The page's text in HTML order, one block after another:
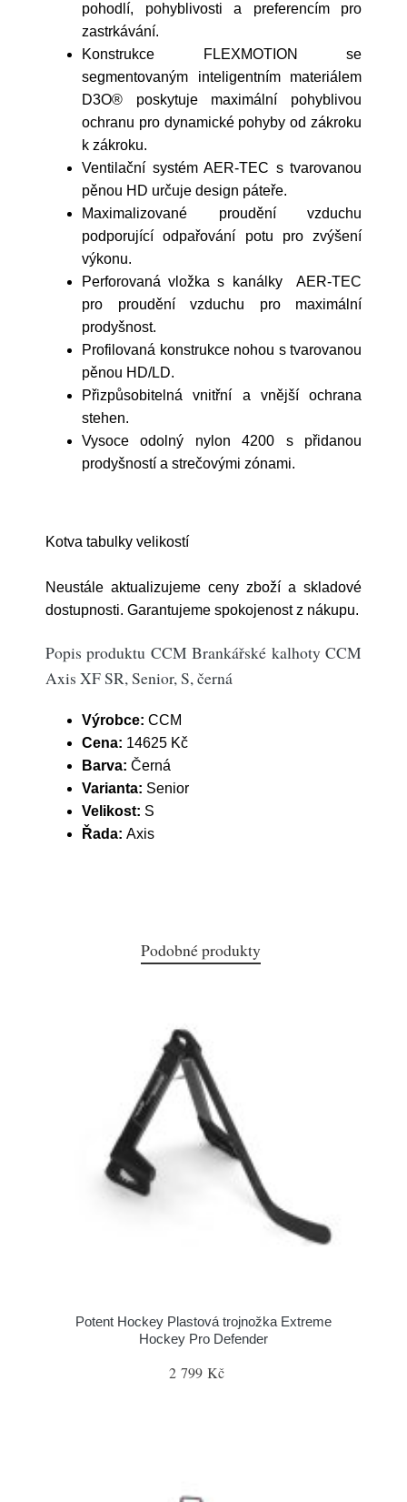
pohodlí, pohyblivosti a preferencím pro
zastrkávání.
Konstrukce FLEXMOTION se
segmentovaným inteligentním materiálem
D3O® poskytuje maximální pohyblivou
ochranu pro dynamické pohyby od zákroku
k zákroku.
Ventilační systém AER-TEC s tvarovanou
pěnou HD určuje design páteře.
Maximalizované proudění vzduchu
podporující odpařování potu pro zvýšení
výkonu.
Perforovaná vložka s kanálky AER-TEC
pro proudění vzduchu pro maximální
prodyšnost.
Profilovaná konstrukce nohou s tvarovanou
pěnou HD/LD.
Přizpůsobitelná vnitřní a vnější ochrana
stehen.
Vysoce odolný nylon 4200 s přidanou
prodyšností a strečovými zónami.
Kotva tabulky velikostí
Neustále aktualizujeme ceny zboží a skladové
dostupnosti. Garantujeme spokojenost z nákupu.
Popis produktu CCM Brankářské kalhoty CCM
Axis XF SR, Senior, S, černá
Výrobce: CCM
Cena: 14625 Kč
Barva: Černá
Varianta: Senior
Velikost: S
Řada: Axis
Podobné produkty
Potent Hockey Plastová trojnožka Extreme
Hockey Pro Defender
2 799 Kč